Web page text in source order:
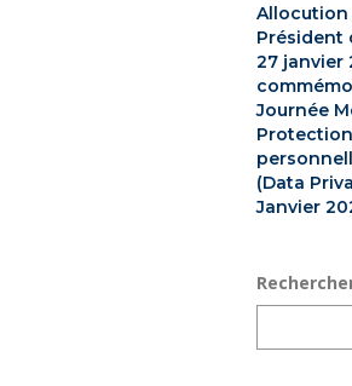
Président
27 janvier
Journée
(Data
Janvier